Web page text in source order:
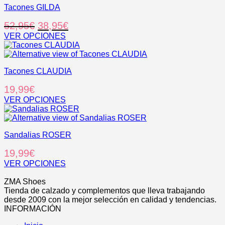
en
página
de
producto
múltiples
Las
opciones
se
pueden
en
página
de
producto
Tacones GILDA
52,95€ El
precio
original
era:
52,95€.
38,95€El
actual
es:
38,95€.
VER OPCIONES
Este
producto
múltiples
Las
opciones
se
pueden
en
página
de
Tacones CLAUDIA
19,99€
VER OPCIONES
Este
producto
múltiples
Las
opciones
pueden
elegir
en
la
Sandalias ROSER
19,99€
VER OPCIONES
producto
tiene
múltiples
variantes.
ZMA Shoes
Tienda de calzado y complementos que lleva trabajando
desde 2009 con la mejor selección en calidad y tendencias.
INFORMACIÓN